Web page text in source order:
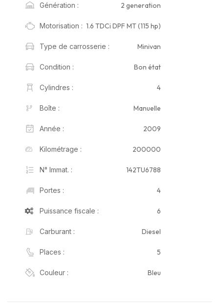
Génération : 2 generation
Motorisation : 1.6 TDCi DPF MT (115 hp)
Type de carrosserie : Minivan
Condition : Bon état
Cylindres : 4
Boîte : Manuelle
Année : 2009
Kilométrage : 200000
N° Immat. : 142TU6788
Portes : 4
Puissance fiscale : 6
Carburant : Diesel
Places : 5
Couleur : Bleu